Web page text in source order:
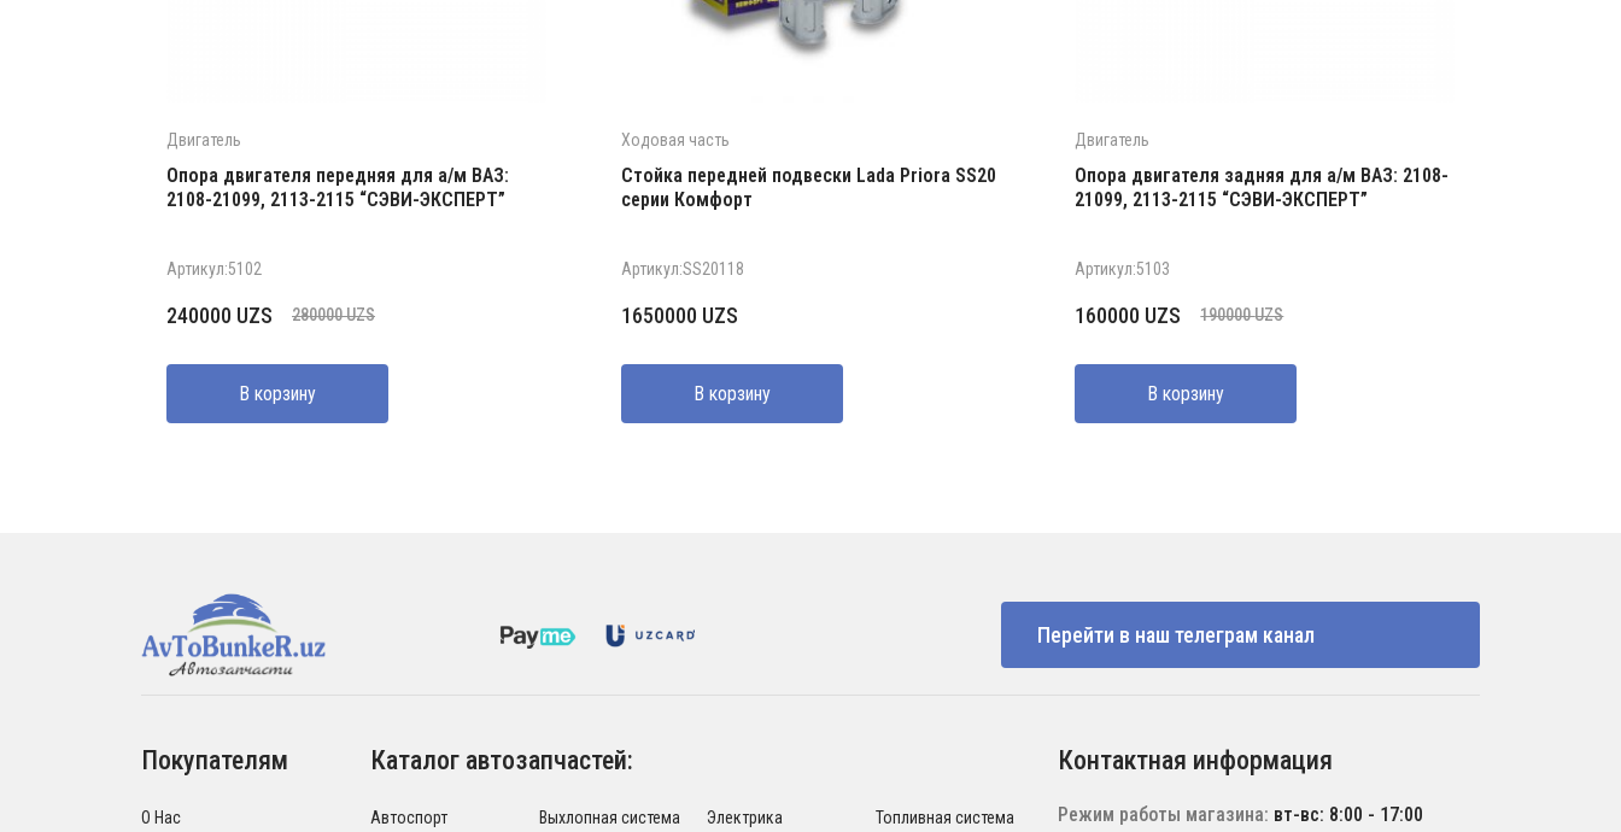
Двигатель
Опора двигателя передняя для а/м ВАЗ:
2108-21099, 2113-2115 “СЭВИ-ЭКСПЕРТ”
Артикул:5102
280000UZS
Первоначальная
составляла
280000 UZS.
240000 UZS
Текущая
240000 UZS.
В корзину
Ходовая часть
Стойка передней подвески Lada Priora SS20
серии Комфорт
Артикул:SS20118
1650000 UZS
В корзину
Двигатель
Опора двигателя задняя для а/м ВАЗ: 2108-
21099, 2113-2115 “СЭВИ-ЭКСПЕРТ”
Артикул:5103
190000UZS
Первоначальная
составляла
190000 UZS.
160000 UZS
Текущая
160000 UZS.
В корзину
Перейти в наш телеграм канал
Покупателям
О Нас
Каталог автозапчастей:
Автоспорт Выхлопная система Электрика Топливная система
Контактная информация
Режим работы магазина: вт-вс: 8:00 - 17:00